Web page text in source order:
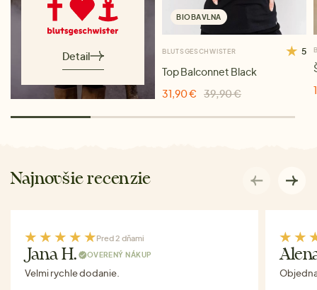
Detail
BIOBAVLNA
BLUTSGESCHWISTER 5
Top Balconnet Black
31,90 €
39,90 €
Najnovšie recenzie
Pred 2 dňami
Jana H. OVERENÝ NÁKUP
Velmi rychle dodanie.